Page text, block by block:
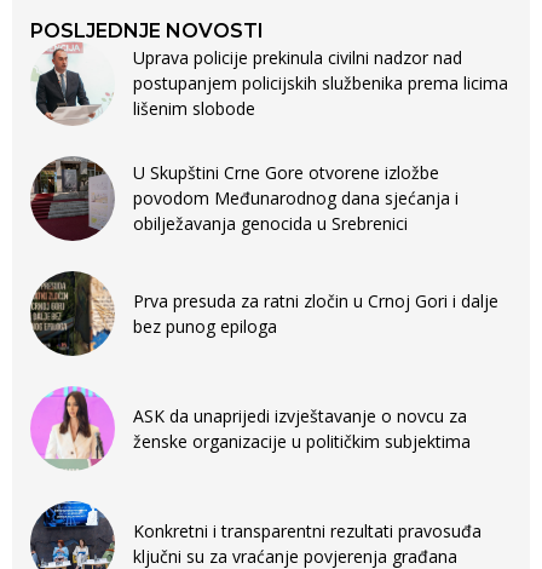
POSLJEDNJE NOVOSTI
Uprava policije prekinula civilni nadzor nad
postupanjem policijskih službenika prema licima
lišenim slobode
U Skupštini Crne Gore otvorene izložbe
povodom Međunarodnog dana sjećanja i
obilježavanja genocida u Srebrenici
Prva presuda za ratni zločin u Crnoj Gori i dalje
bez punog epiloga
ASK da unaprijedi izvještavanje o novcu za
ženske organizacije u političkim subjektima
Konkretni i transparentni rezultati pravosuđa
ključni su za vraćanje povjerenja građana